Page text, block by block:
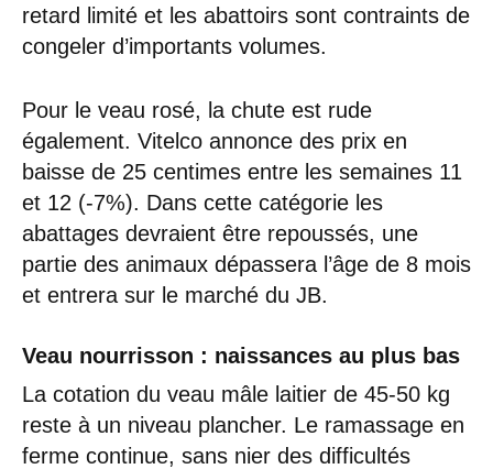
retard limité et les abattoirs sont contraints de
congeler d’importants volumes.
Pour le veau rosé, la chute est rude
également. Vitelco annonce des prix en
baisse de 25 centimes entre les semaines 11
et 12 (-7%). Dans cette catégorie les
abattages devraient être repoussés, une
partie des animaux dépassera l’âge de 8 mois
et entrera sur le marché du JB.
Veau nourrisson : naissances au plus bas
La cotation du veau mâle laitier de 45-50 kg
reste à un niveau plancher. Le ramassage en
ferme continue, sans nier des difficultés